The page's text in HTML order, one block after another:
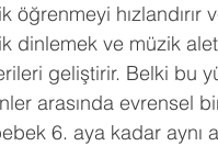
öğrenmeyi hızlandırır
dinlemek ve müzik
geliştirir. Belki bu
arasında evrensel
6. aya kadar aynı